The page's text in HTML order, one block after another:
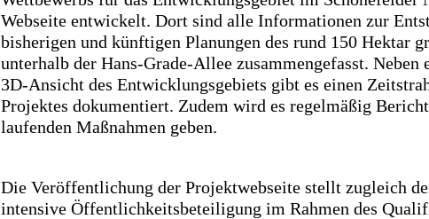
Webseite entwickelt. Dort sind alle Informationen zur
bisherigen und künftigen Planungen des rund 150 Hektar
unterhalb der Hans-Grade-Allee zusammengefasst.
3D-Ansicht des Entwicklungsgebiets gibt es einen
Projektes dokumentiert. Zudem wird es regelmäßig
laufenden Maßnahmen geben.
Die Veröffentlichung der Projektwebseite stellt zugleich
intensive Öffentlichkeitsbeteiligung im Rahmen des